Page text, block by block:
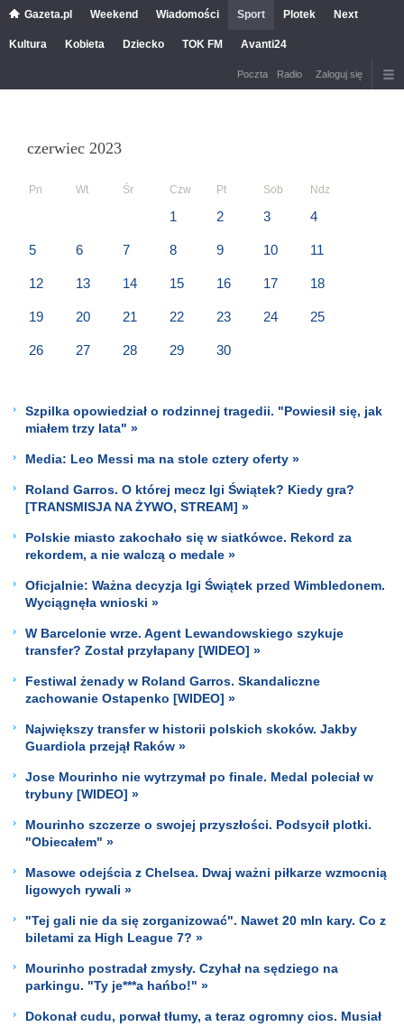
Gazeta.pl Weekend Wiadomości Sport Plotek Next
Kultura Kobieta Dziecko TOK FM Avanti24
Poczta Radio Zaloguj się
czerwiec 2023
Pn Wt Śr Czw Pt Sob Ndz
1 2 3 4
5 6 7 8 9 10 11
12 13 14 15 16 17 18
19 20 21 22 23 24 25
26 27 28 29 30
Szpilka opowiedział o rodzinnej tragedii. "Powiesił się, jak
miałem trzy lata" »
Media: Leo Messi ma na stole cztery oferty »
Roland Garros. O której mecz Igi Świątek? Kiedy gra?
[TRANSMISJA NA ŻYWO, STREAM] »
Polskie miasto zakochało się w siatkówce. Rekord za
rekordem, a nie walczą o medale »
Oficjalnie: Ważna decyzja Igi Świątek przed Wimbledonem.
Wyciągnęła wnioski »
W Barcelonie wrze. Agent Lewandowskiego szykuje
transfer? Został przyłapany [WIDEO] »
Festiwal żenady w Roland Garros. Skandaliczne
zachowanie Ostapenko [WIDEO] »
Największy transfer w historii polskich skoków. Jakby
Guardiola przejął Raków »
Jose Mourinho nie wytrzymał po finale. Medal poleciał w
trybuny [WIDEO] »
Mourinho szczerze o swojej przyszłości. Podsycił plotki.
"Obiecałem" »
Masowe odejścia z Chelsea. Dwaj ważni piłkarze wzmocnią
ligowych rywali »
"Tej gali nie da się zorganizować". Nawet 20 mln kary. Co z
biletami za High League 7? »
Mourinho postradał zmysły. Czyhał na sędziego na
parkingu. "Ty je***a hańbo!" »
Dokonał cudu, porwał tłumy, a teraz ogromny cios. Musiał